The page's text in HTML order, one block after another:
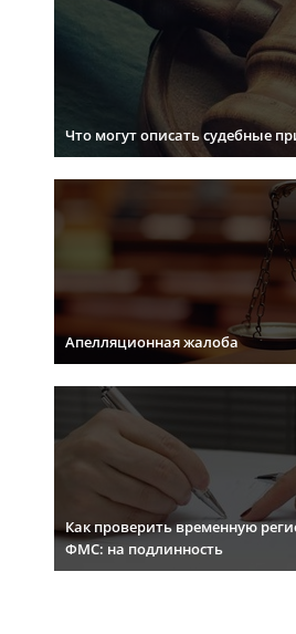
Что могут описать судебные
Апелляционная жалоба
Как проверить временную
ФМС: на подлинность